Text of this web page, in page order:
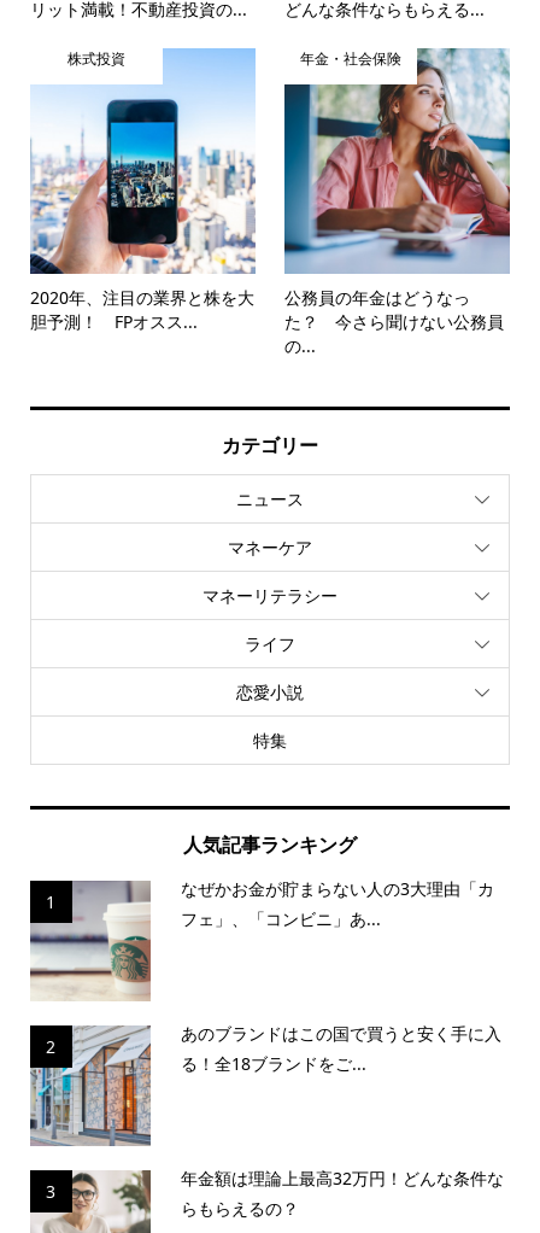
リット満載！不動産投資の... どんな条件ならもらえる...
株式投資
2020年、注目の業界と株を大
胆予測！ FPオスス...
年金・社会保険
公務員の年金はどうなっ
た？ 今さら聞けない公務員
の...
カテゴリー
ニュース
マネーケア
マネーリテラシー
ライフ
恋愛小説
特集
人気記事ランキング
1
なぜかお金が貯まらない人の3大理由「カ
フェ」、「コンビニ」あ...
2
あのブランドはこの国で買うと安く手に入
る！全18ブランドをご...
3
年金額は理論上最高32万円！どんな条件な
らもらえるの？